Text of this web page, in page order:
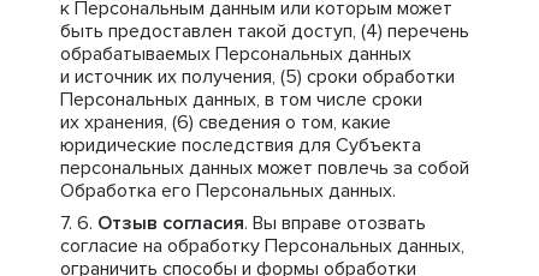
к Персональным данным или которым может
быть предоставлен такой доступ, (4) перечень
обрабатываемых Персональных данных
и источник их получения, (5) сроки обработки
Персональных данных, в том числе сроки
их хранения, (6) сведения о том, какие
юридические последствия для Субъекта
персональных данных может повлечь за собой
Обработка его Персональных данных.
Отзыв согласия. Вы вправе отозвать
согласие на обработку Персональных данных,
ограничить способы и формы обработки